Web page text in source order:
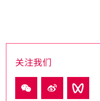
关注我们